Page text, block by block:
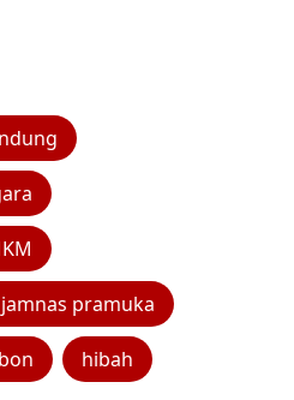
pramuka
hibah